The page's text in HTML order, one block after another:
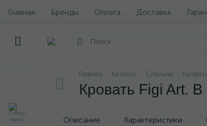
Главная Бренды Оплата Доставка
Главная Каталог Спальни
Кровать Figi Art.
Описание Характеристики